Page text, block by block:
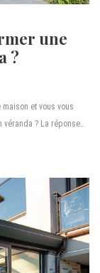
une
?
et vous vous
? La réponse…